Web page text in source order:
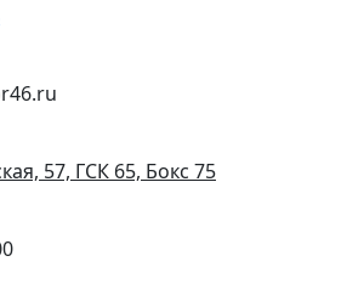
57, ГСК 65, Бокс 75